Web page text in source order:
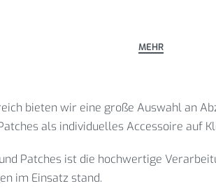
bieten wir eine große Auswahl an
als individuelles Accessoire
Patches ist die hochwertige
im Einsatz stand.